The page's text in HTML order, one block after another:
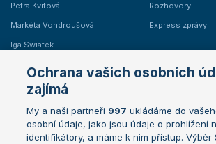
Petra Kvitová
Markéta Vondroušová
Iga Swiatek
Rozhovory
Express zprávy
Žebříčky
Žebříček ATP (muži)
Žebříček WTA (ženy)
Australian Open
French Open
Ochrana vašich osobních
zajímá
My a naši partneři 997 ukládáme do
osobní údaje, jako jsou údaje o prohlížení
identifikátory, a máme k nim přístup. Výběr